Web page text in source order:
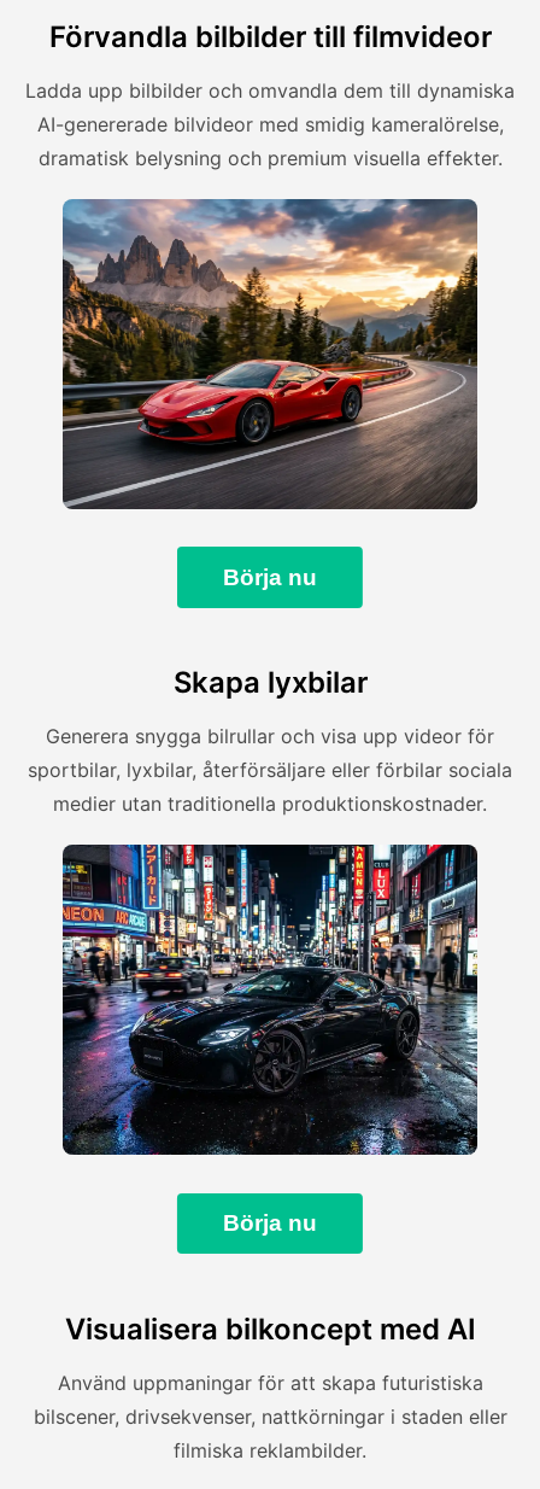
Förvandla bilbilder till filmvideor
Ladda upp bilbilder och omvandla dem till dynamiska
AI-genererade bilvideor med smidig kameralörelse,
dramatisk belysning och premium visuella effekter.
Börja nu
Skapa lyxbilar
Generera snygga bilrullar och visa upp videor för
sportbilar, lyxbilar, återförsäljare eller förbilar sociala
medier utan traditionella produktionskostnader.
Börja nu
Visualisera bilkoncept med AI
Använd uppmaningar för att skapa futuristiska
bilscener, drivsekvenser, nattkörningar i staden eller
filmiska reklambilder.